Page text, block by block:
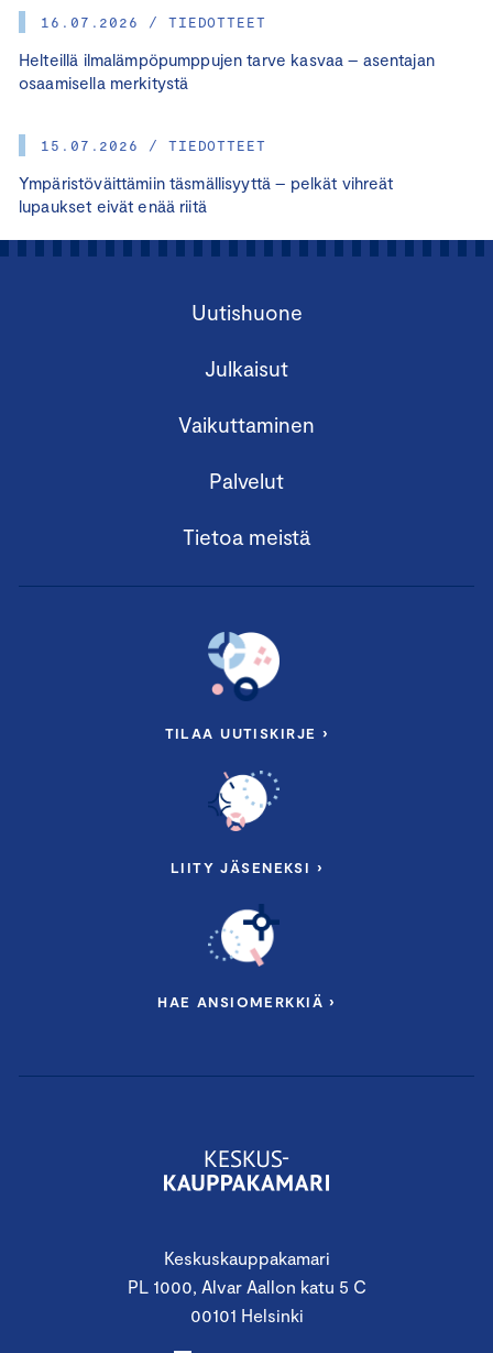
16.07.2026 / TIEDOTTEET
Helteillä ilmalämpöpumppujen tarve kasvaa – asentajan
osaamisella merkitystä
15.07.2026 / TIEDOTTEET
Ympäristöväittämiin täsmällisyyttä – pelkät vihreät
lupaukset eivät enää riitä
Keskuskauppakamari
PL 1000, Alvar Aallon katu 5 C
00101 Helsinki
Uutishuone
Julkaisut
Vaikuttaminen
Palvelut
Tietoa meistä
TILAA UUTISKIRJE ›
LIITY JÄSENEKSI ›
HAE ANSIOMERKKIÄ ›